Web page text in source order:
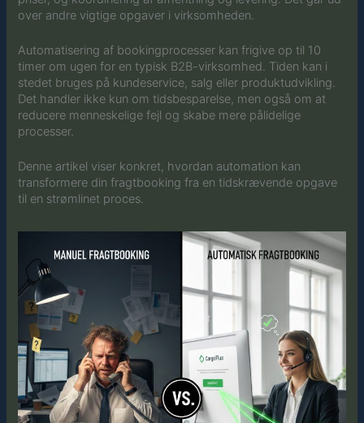
over andre vigtige opgaver i virksomheden.
Automatisering af bookingprocesser kan frigive op til 10
timer om ugen for en typisk B2B-virksomhed. Tiden kan i
stedet bruges på kundeservice, salg eller produktudvikling.
Det handler ikke kun om tidsbesparelse, men også om at
reducere menneskelige fejl og skabe mere pålidelige
processer.
Denne artikel viser konkret, hvordan automation kan
transformere din fragtbooking fra en tidskrævende opgave
til en strømlinet proces.